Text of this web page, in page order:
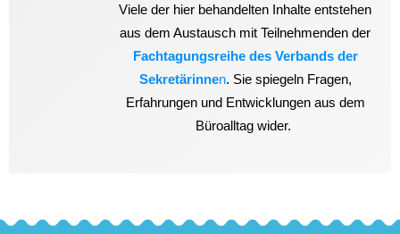
Viele der hier behandelten Inhalte entstehen
aus dem Austausch mit Teilnehmenden der
Fachtagungsreihe des Verbands der
Sekretärinnen. Sie spiegeln Fragen,
Erfahrungen und Entwicklungen aus dem
Büroalltag wider.